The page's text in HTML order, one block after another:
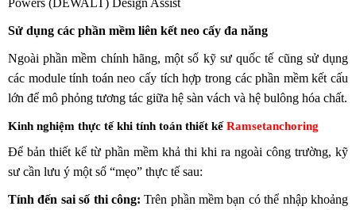
Powers (DEWALT) Design Assist
Sử dụng các phần mềm liên kết neo cấy đa năng
Ngoài phần mềm chính hãng, một số kỹ sư quốc tế cũng sử dụng
các module tính toán neo cấy tích hợp trong các phần mềm kết cấu
lớn để mô phỏng tương tác giữa hệ sàn vách và hệ bulông hóa chất.
Kinh nghiệm thực tế khi tính toán thiết kếRamsetanchoring
Để bản thiết kế từ phần mềm khả thi khi ra ngoài công trường, kỹ
sư cần lưu ý một số “mẹo” thực tế sau:
Tính đến sai số thi công: Trên phần mềm bạn có thể nhập khoảng